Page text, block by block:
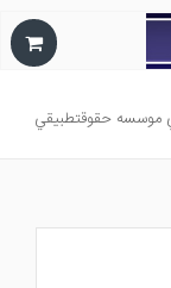
حقوقتطبيقي